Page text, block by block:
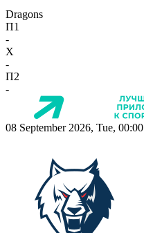
Dragons
П1
-
X
-
П2
-
08 September 2026, Tue, 00:00